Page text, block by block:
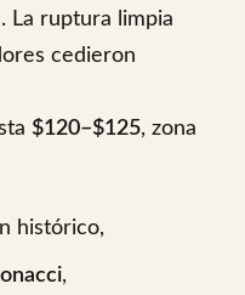
La ruptura limpia
cedieron
$120–$125, zona
histórico,
,